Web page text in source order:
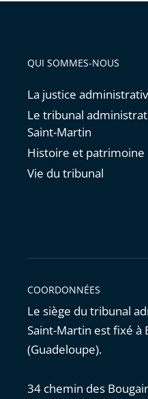
QUI SOMMES-NOUS
La justice
Le tribunal
Saint-Martin
Histoire et patrimoine
Vie du tribunal
COORDONNÉES
Le siège du tribunal
Saint-Martin est fixé à
(Guadeloupe).
34 chemin des